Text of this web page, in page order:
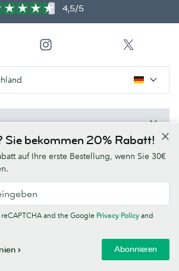
Sie bekommen 20% Rabatt!
auf Ihre erste Bestellung, wenn Sie 30€
Abonnieren
and the Google Privacy Policy and
4,5/5